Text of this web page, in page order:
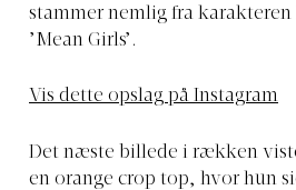
stammer nemlig fra karakteren
’Mean Girls’.
Vis dette opslag på Instagram
Det næste billede i rækken
en orange crop top, hvor hun